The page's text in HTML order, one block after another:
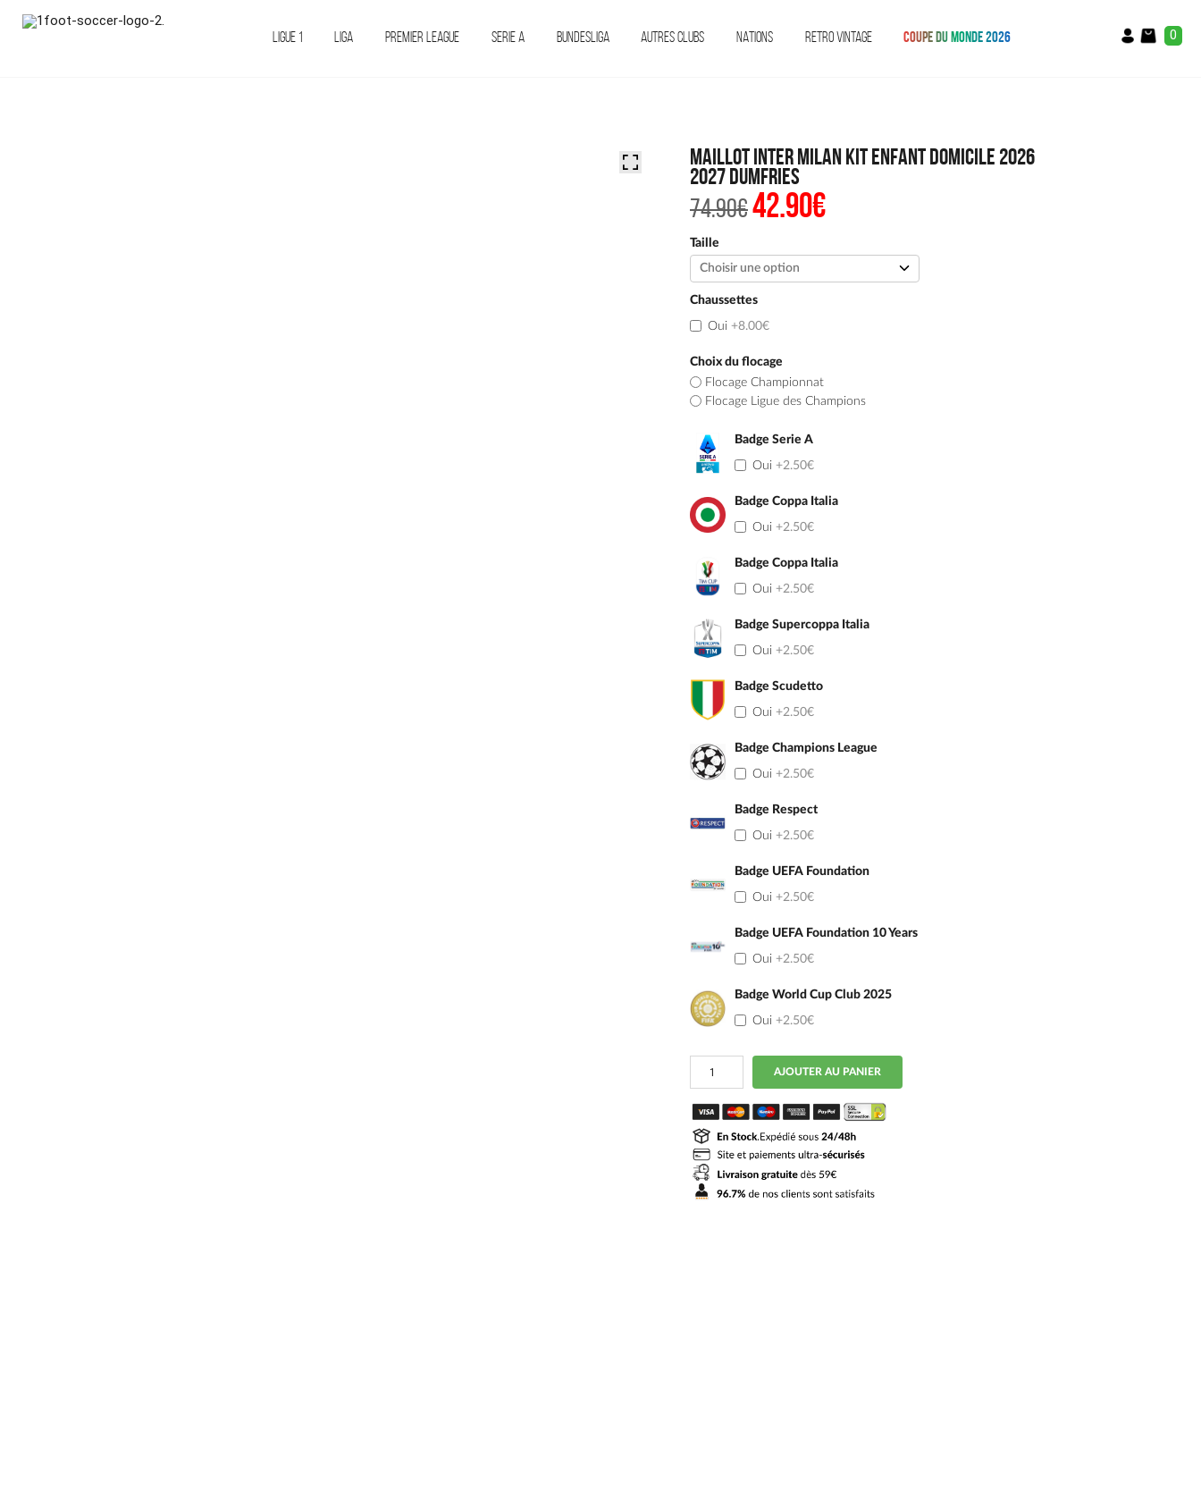
LIGUE 1 LIGA PREMIER LEAGUE SERIE A BUNDESLIGA AUTRES CLUBS NATIONS RETRO VINTAGE COUPE DU MONDE 2026 0
Maillot Inter Milan Kit Enfant Domicile 2026
2027 Dumfries
74.90€Le
prix
74.90€.
42.90€Le
prix
42.90€.
Taille
Chaussettes
Oui +8.00€
Choix du flocage
Flocage Championnat
Flocage Ligue des Champions
Badge Serie A
Oui +2.50€
Badge Coppa Italia
Oui +2.50€
Badge Coppa Italia
Oui +2.50€
Badge Supercoppa Italia
Oui +2.50€
Badge Scudetto
Oui +2.50€
Badge Champions League
Oui +2.50€
Badge Respect
Oui +2.50€
Badge UEFA Foundation
Oui +2.50€
Badge UEFA Foundation 10 Years
Oui +2.50€
Badge World Cup Club 2025
Oui +2.50€
quantité
Maillot
Milan
Kit
Enfant
Domicile
2026
2027
Dumfries
AJOUTER AU PANIER